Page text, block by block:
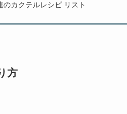
のカクテルレシピ リスト
方